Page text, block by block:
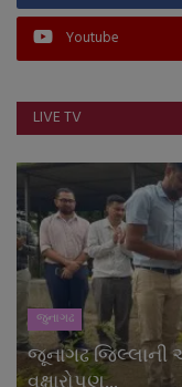
Youtube
LIVE TV
જુનાગઢ
જૂનાગઢ
વૃક્ષારોપણ...